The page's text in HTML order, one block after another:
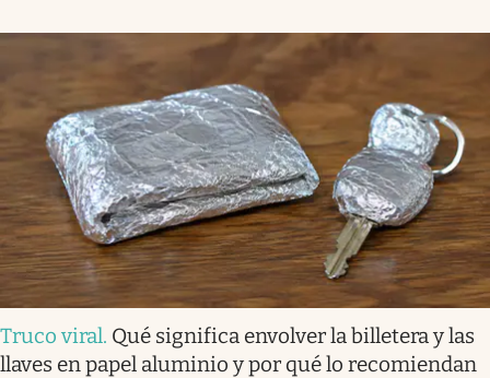
Truco viral. Qué significa envolver la billetera y las
llaves en papel aluminio y por qué lo recomiendan